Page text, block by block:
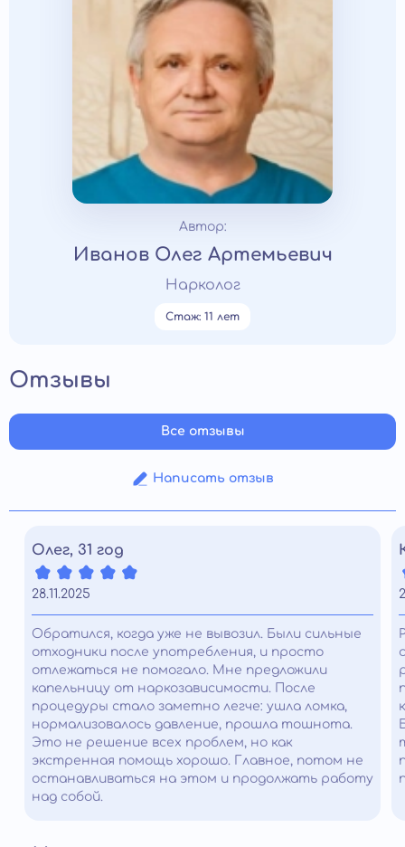
Автор:
Иванов Олег Артемьевич
Нарколог
Стаж: 11 лет
Отзывы
Написать отзыв
Все отзывы
Олег, 31 год
28.11.2025
Обратился, когда уже не вывозил. Были сильные
отходники после употребления, и просто
отлежаться не помогало. Мне предложили
капельницу от наркозависимости. После
процедуры стало заметно легче: ушла ломка,
нормализовалось давление, прошла тошнота.
Это не решение всех проблем, но как
экстренная помощь хорошо. Главное, потом не
останавливаться на этом и продолжать работу
над собой.